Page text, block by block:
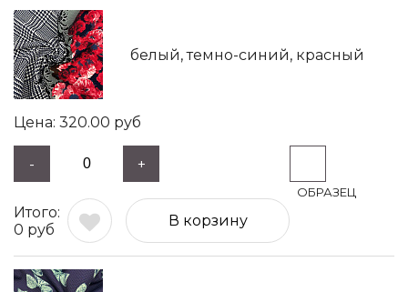
белый, темно-синий, красный
320.00 руб
- +
0 руб
В корзину